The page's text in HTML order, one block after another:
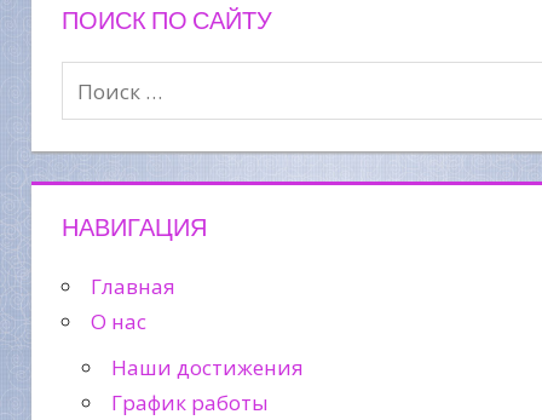
ПОИСК ПО САЙТУ
НАВИГАЦИЯ
Главная
О нас
Наши достижения
График работы